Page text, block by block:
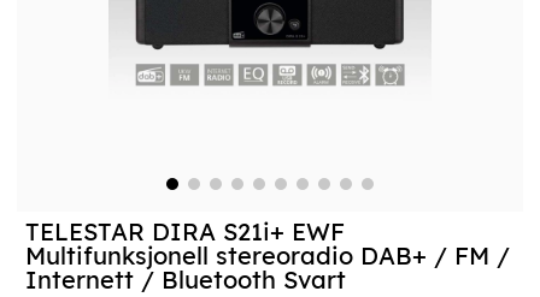
TELESTAR DIRA S21i+ EWF
Multifunksjonell stereoradio DAB+ / FM /
Internett / Bluetooth Svart